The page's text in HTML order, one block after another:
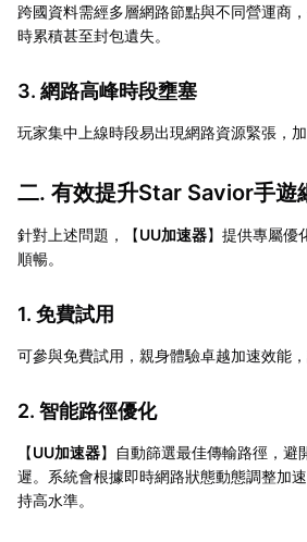
跨國資料需經多層網路節點與不同營運商
時累積甚至封包遺失。
3. 網路高峰時段壅塞
玩家集中上線時段易出現網路資源緊張，加
二. 有效提升Star Savior手遊
針對上述問題，【UU加速器】提供專屬優
順暢。
1. 免費試用
可參與免費試用，親身體驗卓越加速效能
2. 智能路徑優化
【UU加速器】自動篩選最佳傳輸路徑，避
遲。系統會根據即時網路狀態動態調整加
持高水準。